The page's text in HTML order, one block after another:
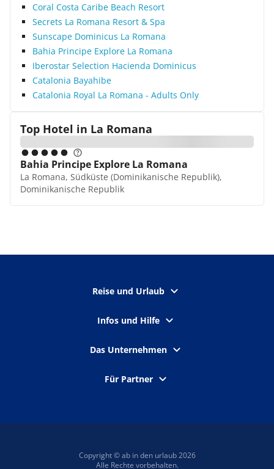
Coral Costa Caribe Beach Resort
Secrets La Romana Resort & Spa
Sunscape Dominicus La Romana
Bahia Principe Explore La Romana
Iberostar Selection Hacienda Dominicus
Catalonia Bayahibe
Catalonia Royal La Romana - Adults Only
Top Hotel in La Romana
Bahia Principe Explore La Romana
La Romana, Südküste (Dominikanische Republik),
Dominikanische Republik
Reise und Urlaub
Infos und Hilfe
Das Unternehmen
Für Partner
Copyright © ab in den urlaub 2026
Alle Rechte vorbehalten.